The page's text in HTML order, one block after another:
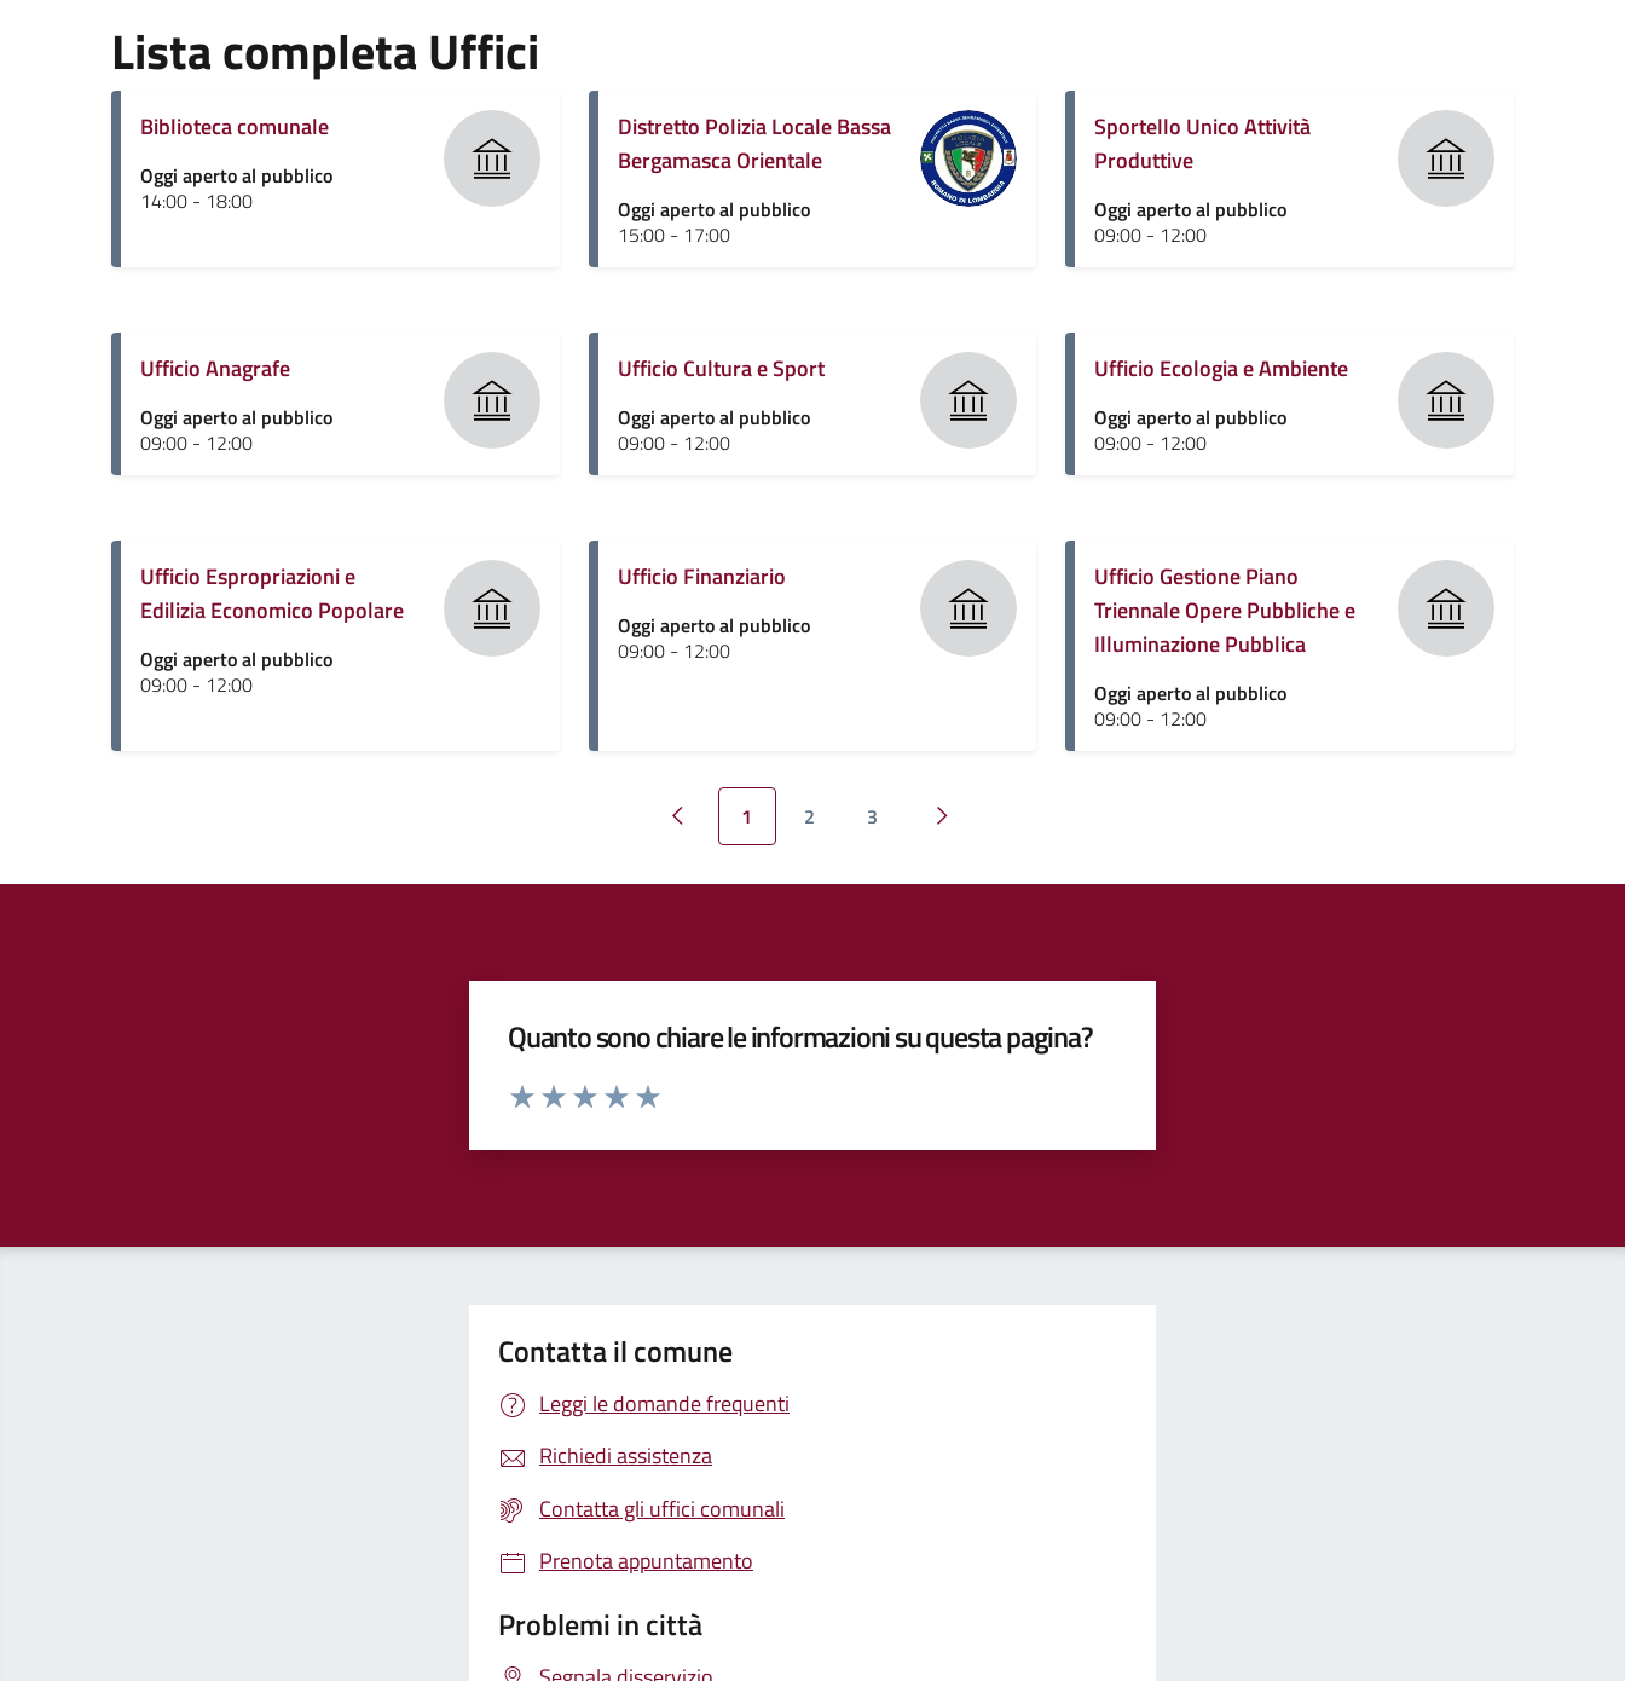
Lista completa Uffici
Biblioteca comunale
Oggi aperto al pubblico
14:00 - 18:00
Distretto Polizia Locale Bassa
Bergamasca Orientale
Oggi aperto al pubblico
15:00 - 17:00
Sportello Unico Attività
Produttive
Oggi aperto al pubblico
09:00 - 12:00
Ufficio Anagrafe
Oggi aperto al pubblico
09:00 - 12:00
Ufficio Cultura e Sport
Oggi aperto al pubblico
09:00 - 12:00
Ufficio Ecologia e Ambiente
Oggi aperto al pubblico
09:00 - 12:00
Ufficio Espropriazioni e
Edilizia Economico Popolare
Oggi aperto al pubblico
09:00 - 12:00
Ufficio Finanziario
Oggi aperto al pubblico
09:00 - 12:00
Ufficio Gestione Piano
Triennale Opere Pubbliche e
Illuminazione Pubblica
Oggi aperto al pubblico
09:00 - 12:00
Pagina precedente
1 2 3 Pagina successiva
Quanto sono chiare le informazioni su questa pagina?
Valuta da 1 a 5 stelle la pagina
Contatta il comune
Leggi le domande frequenti
Richiedi assistenza
Contatta gli uffici comunali
Prenota appuntamento
Problemi in città